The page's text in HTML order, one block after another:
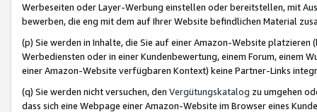
Werbeseiten oder Layer-Werbung einstellen oder bereitstellen, mit
bewerben, die eng mit dem auf Ihrer Website befindlichen Material
(p) Sie werden in Inhalte, die Sie auf einer Amazon-Website
Werbediensten oder in einer Kundenbewertung, einem Forum, einem
einer Amazon-Website verfügbaren Kontext) keine Partner-Links
(q) Sie werden nicht versuchen, den Vergütungskatalog zu umgehen
dass sich eine Webpage einer Amazon-Website im Browser eines